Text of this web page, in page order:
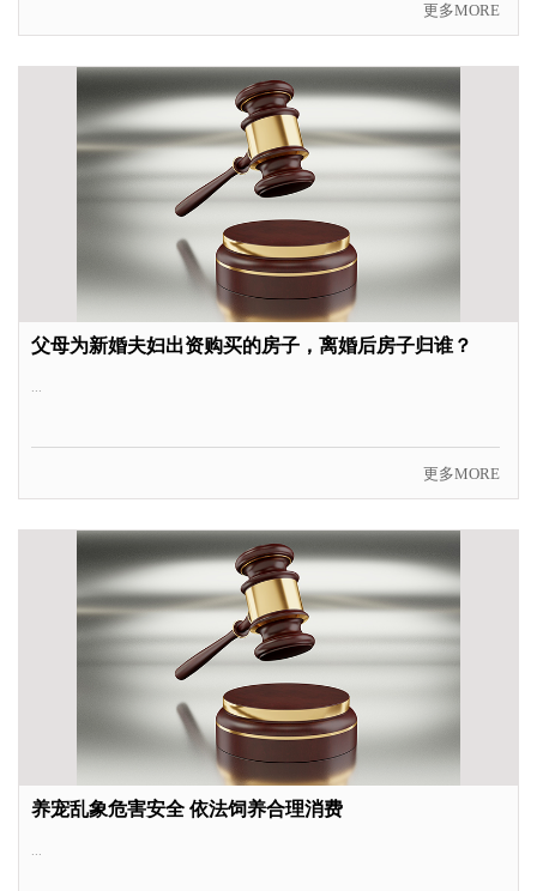
更多MORE
父母为新婚夫妇出资购买的房子，离婚后房子归谁？
更多MORE
养宠乱象危害安全 依法饲养合理消费